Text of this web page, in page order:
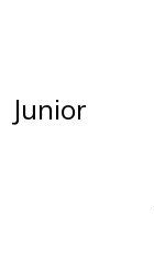
Junior